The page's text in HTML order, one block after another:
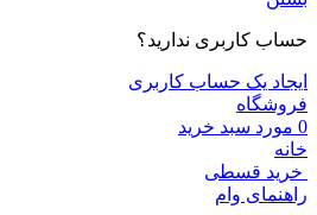
حساب کاربری ندارید؟
ایجاد یک حساب کاربری
فروشگاه
0 مورد سبد خرید
خانه
خرید قسطی
راهنمای وام